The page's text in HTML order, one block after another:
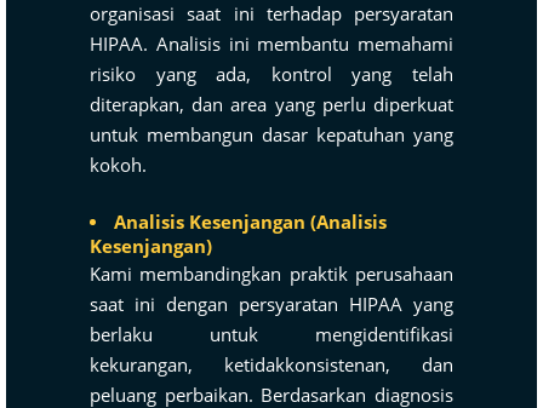
organisasi saat ini terhadap persyaratan
HIPAA. Analisis ini membantu memahami
risiko yang ada, kontrol yang telah
diterapkan, dan area yang perlu diperkuat
untuk membangun dasar kepatuhan yang
kokoh.
Analisis Kesenjangan (Analisis
Kesenjangan)
Kami membandingkan praktik perusahaan
saat ini dengan persyaratan HIPAA yang
berlaku untuk mengidentifikasi
kekurangan, ketidakkonsistenan, dan
peluang perbaikan. Berdasarkan diagnosis